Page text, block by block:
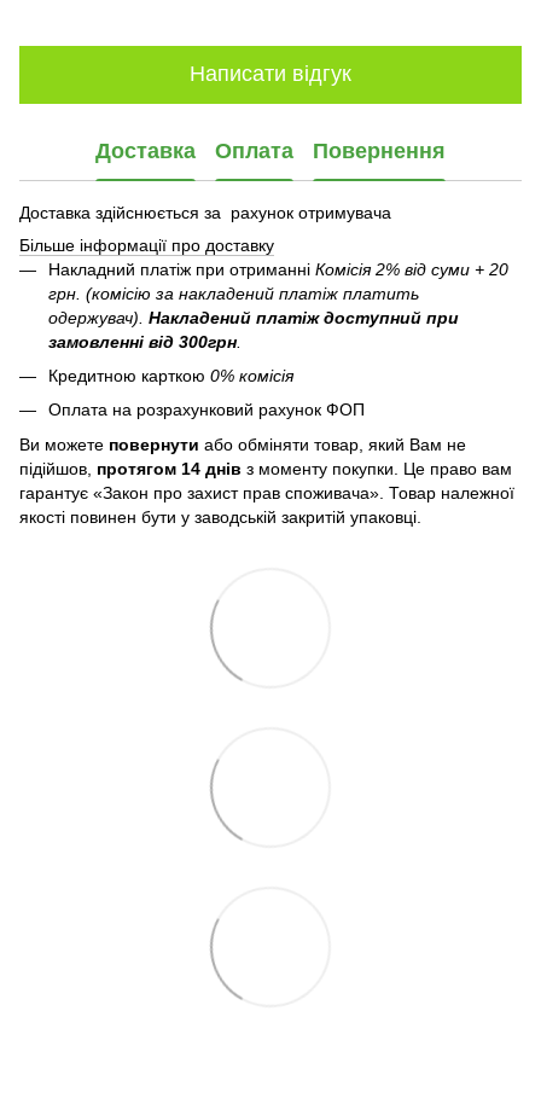
Написати відгук
Доставка Оплата Повернення
Доставка здійснюється за рахунок отримувача
Більше інформації про доставку
Накладний платіж при отриманні Комісія 2% від суми + 20
грн. (комісію за накладений платіж платить
одержувач). Накладений платіж доступний при
замовленні від 300грн
Кредитною карткою 0% комісія
Оплата на розрахунковий рахунок ФОП
Ви можете повернути або обміняти товар, який Вам не
підійшов, протягом 14 днів з моменту покупки. Це право вам
гарантує «Закон про захист прав споживача». Товар належної
якості повинен бути у заводській закритій упаковці.